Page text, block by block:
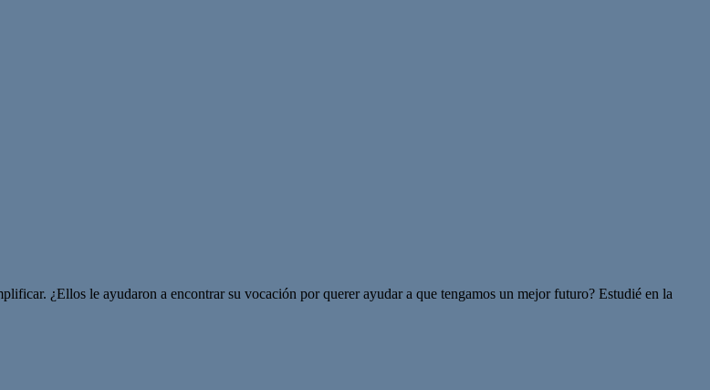
¿Ellos le ayudaron a encontrar su vocación por querer ayudar a que tengamos un mejor futuro? Estudié en la